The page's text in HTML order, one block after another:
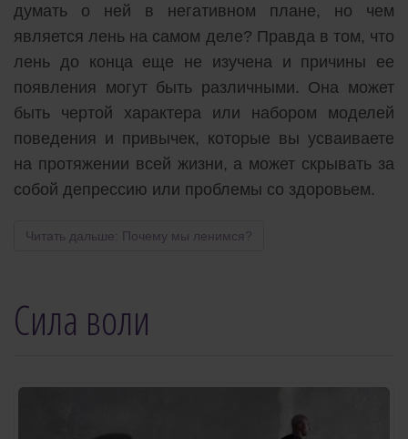
думать о ней в негативном плане, но чем
является лень на самом деле? Правда в том, что
лень до конца еще не изучена и причины ее
появления могут быть различными. Она может
быть чертой характера или набором моделей
поведения и привычек, которые вы усваиваете
на протяжении всей жизни, а может скрывать за
собой депрессию или проблемы со здоровьем.
Читать дальше: Почему мы ленимся?
Сила воли